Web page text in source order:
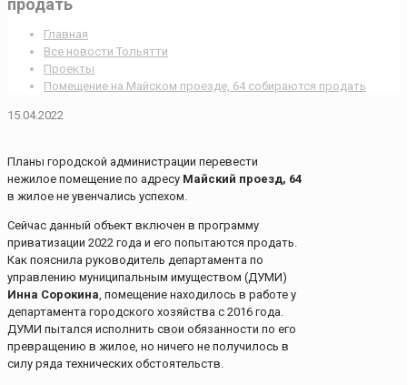
продать
Главная
Все новости Тольятти
Проекты
Помещение на Майском проезде, 64 собираются продать
15.04.2022
Планы городской администрации перевести
нежилое помещение по адресу Майский проезд, 64
в жилое не увенчались успехом.
Сейчас данный объект включен в программу
приватизации 2022 года и его попытаются продать.
Как пояснила руководитель департамента по
управлению муниципальным имуществом (ДУМИ)
Инна Сорокина, помещение находилось в работе у
департамента городского хозяйства с 2016 года.
ДУМИ пытался исполнить свои обязанности по его
превращению в жилое, но ничего не получилось в
силу ряда технических обстоятельств.